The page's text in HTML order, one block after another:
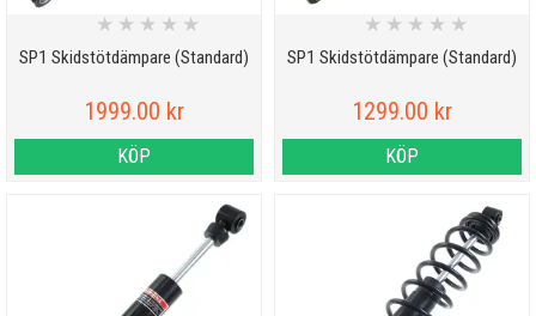
SP1 Skidstötdämpare (Standard)
★ ★ ★ ★ ★
1999.00 kr
KÖP
SP1 Skidstötdämpare (Standard)
★ ★ ★ ★ ★
1299.00 kr
KÖP